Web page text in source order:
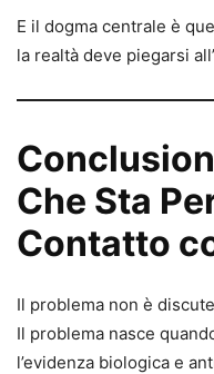
E il dogma centrale è
la realtà deve piegarsi
Che Sta
Contatto
Il problema non è
Il problema nasce
l’evidenza biologica e